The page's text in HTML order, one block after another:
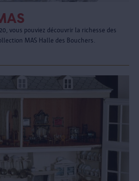
vous pouviez découvrir la richesse des
MAS Halle des Bouchers.